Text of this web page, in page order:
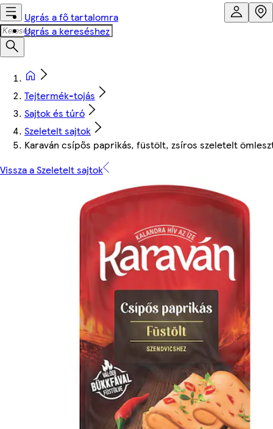
Ugrás a fő tartalomra
Ugrás a kereséshez
Tejtermék-tojás
Sajtok és túró
Szeletelt sajtok
Karaván csípős paprikás, füstölt, zsíros szeletelt
Vissza a Szeletelt sajtok